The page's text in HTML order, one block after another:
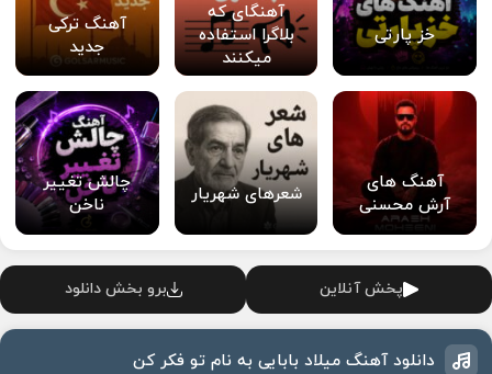
خز پارتی
آهنگای که
بلاگرا استفاده
میکنند
آهنگ ترکی
جدید
آهنگ های
آرش محسنی
شعرهای شهریار
چالش تغییر
ناخن
پخش آنلاین برو بخش دانلود
دانلود آهنگ میلاد بابایی به نام تو فکر کن